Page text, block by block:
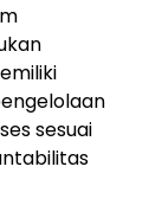
sesuai